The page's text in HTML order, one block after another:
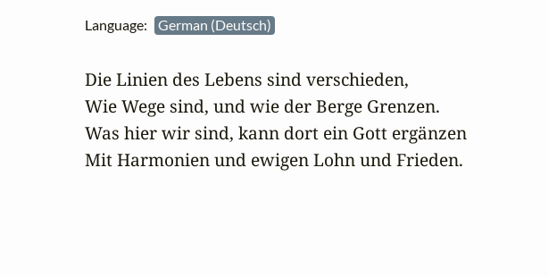
Language: German (Deutsch)
Die Linien des Lebens sind verschieden,
Wie Wege sind, und wie der Berge Grenzen.
Was hier wir sind, kann dort ein Gott ergänzen
Mit Harmonien und ewigen Lohn und Frieden.